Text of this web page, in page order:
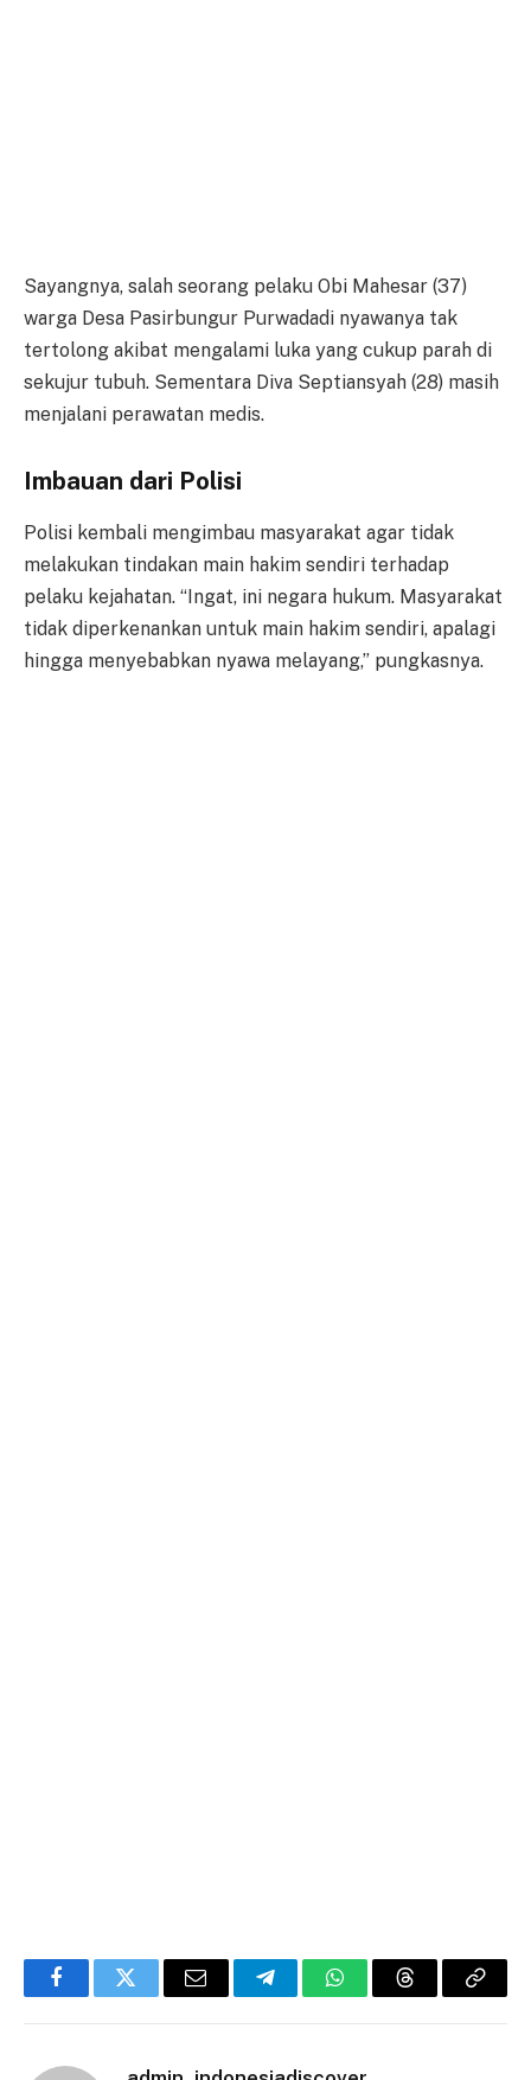
Sayangnya, salah seorang pelaku Obi Mahesar (37)
warga Desa Pasirbungur Purwadadi nyawanya tak
tertolong akibat mengalami luka yang cukup parah di
sekujur tubuh. Sementara Diva Septiansyah (28) masih
menjalani perawatan medis.
Imbauan dari Polisi
Polisi kembali mengimbau masyarakat agar tidak
melakukan tindakan main hakim sendiri terhadap
pelaku kejahatan. “Ingat, ini negara hukum. Masyarakat
tidak diperkenankan untuk main hakim sendiri, apalagi
hingga menyebabkan nyawa melayang,” pungkasnya.
FacebookTwitter Email TelegramWhatsAppThreadsCopy